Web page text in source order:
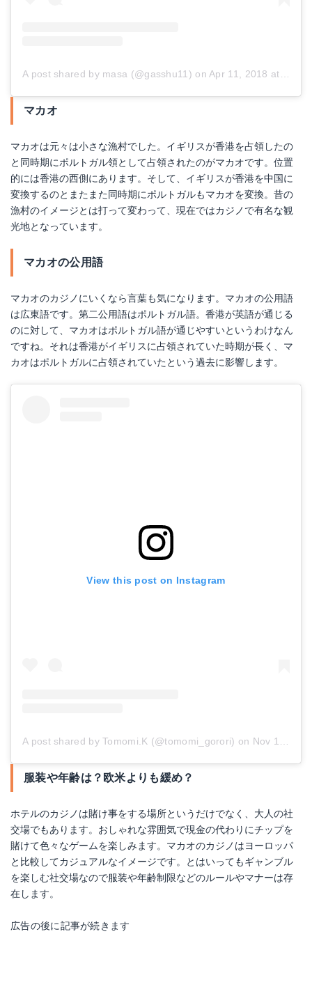
A post shared by masa (@gasshu11) onApr 11, 2018 at 12:15am PDT
マカオ
マカオは元々は小さな漁村でした。イギリスが香港を占領したの
と同時期にポルトガル領として占領されたのがマカオです。位置
的には香港の西側にあります。そして、イギリスが香港を中国に
変換するのとまたまた同時期にポルトガルもマカオを変換。昔の
漁村のイメージとは打って変わって、現在ではカジノで有名な観
光地となっています。
マカオの公用語
マカオのカジノにいくなら言葉も気になります。マカオの公用語
は広東語です。第二公用語はポルトガル語。香港が英語が通じる
のに対して、マカオはポルトガル語が通じやすいというわけなん
ですね。それは香港がイギリスに占領されていた時期が長く、マ
カオはポルトガルに占領されていたという過去に影響します。
View this post on Instagram
A post shared by Tomomi.K (@tomomi_gorori) on Nov 10, 2017 at 6:56am PST
服装や年齢は？欧米よりも緩め？
ホテルのカジノは賭け事をする場所というだけでなく、大人の社
交場でもあります。おしゃれな雰囲気で現金の代わりにチップを
賭けて色々なゲームを楽しみます。マカオのカジノはヨーロッパ
と比較してカジュアルなイメージです。とはいってもギャンブル
を楽しむ社交場なので服装や年齢制限などのルールやマナーは存
在します。
広告の後に記事が続きます